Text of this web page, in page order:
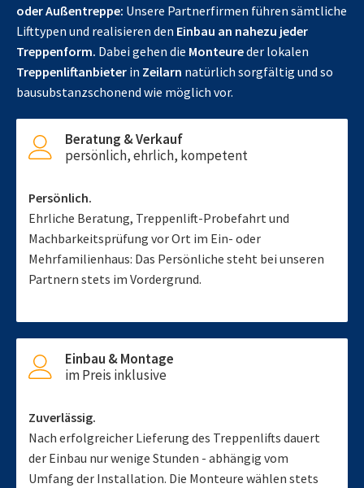
oder Außentreppe: Unsere Partnerfirmen führen sämtliche
Lifttypen und realisieren den Einbau an nahezu jeder
Treppenform. Dabei gehen die Monteureder lokalen
Treppenliftanbieter in Zeilarn natürlich sorgfältig und so
bausubstanzschonend wie möglich vor.
Beratung & Verkauf
persönlich, ehrlich, kompetent
Persönlich.
Ehrliche Beratung, Treppenlift-Probefahrt und
Machbarkeitsprüfung vor Ort im Ein- oder
Mehrfamilienhaus: Das Persönliche steht bei unseren
Partnern stets im Vordergrund.
Einbau & Montage
im Preis inklusive
Zuverlässig.
Nach erfolgreicher Lieferung des Treppenlifts dauert
der Einbau nur wenige Stunden - abhängig vom
Umfang der Installation. Die Monteure wählen stets